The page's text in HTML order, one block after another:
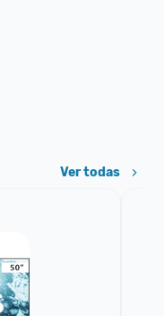
Ver todas